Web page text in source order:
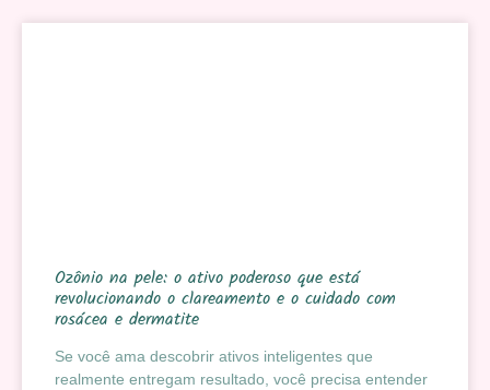
Ozônio na pele: o ativo poderoso que está
revolucionando o clareamento e o cuidado com
rosácea e dermatite
Se você ama descobrir ativos inteligentes que
realmente entregam resultado, você precisa entender